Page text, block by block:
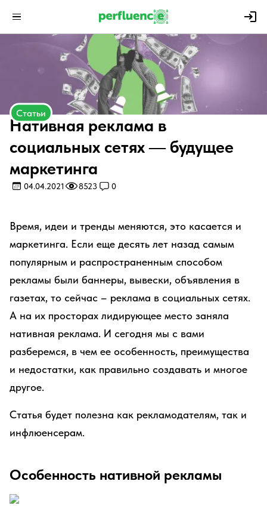
Статьи
Нативная реклама в
социальных сетях — будущее
маркетинга
04.04.2021 8523 0
Время, идеи и тренды меняются, это касается и
маркетинга. Если еще десять лет назад самым
популярным и распространенным способом
рекламы были баннеры, вывески, объявления в
газетах, то сейчас – реклама в социальных сетях.
А на их просторах лидирующее место заняла
нативная реклама. И сегодня мы с вами
разберемся, в чем ее особенность, преимущества
и недостатки, как правильно создавать и многое
другое.
Статья будет полезна как рекламодателям, так и
инфлюенсерам.
Особенность нативной рекламы